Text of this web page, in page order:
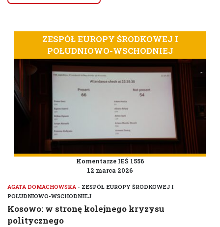
ZESPÓŁ EUROPY ŚRODKOWEJ I
POŁUDNIOWO-WSCHODNIEJ
Komentarze IEŚ 1556
12 marca 2026
AGATA DOMACHOWSKA - ZESPÓŁ EUROPY ŚRODKOWEJ I
POŁUDNIOWO-WSCHODNIEJ
Kosowo: w stronę kolejnego kryzysu
politycznego